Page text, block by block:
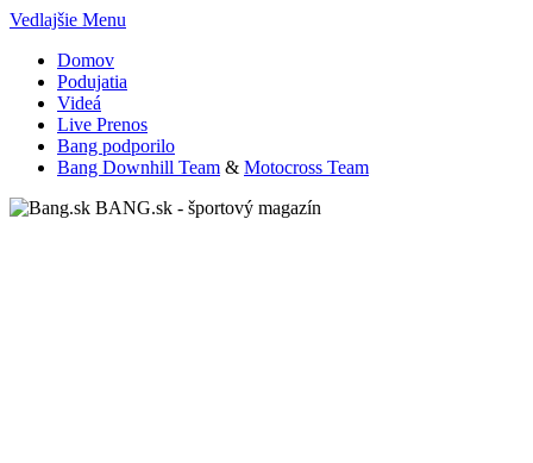
Vedlajšie Menu
Domov
Podujatia
Videá
Live Prenos
Bang podporilo
Bang Downhill Team & Motocross Team
BANG.sk - športový magazín